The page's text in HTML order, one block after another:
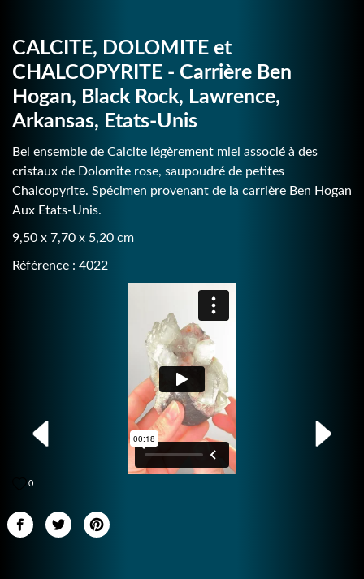
CALCITE, DOLOMITE et
CHALCOPYRITE - Carrière Ben
Hogan, Black Rock, Lawrence,
Arkansas, Etats-Unis
Bel ensemble de Calcite légèrement miel associé à des
cristaux de Dolomite rose, saupoudré de petites
Chalcopyrite. Spécimen provenant de la carrière Ben Hogan
Aux Etats-Unis.
9,50 x 7,70 x 5,20 cm
Référence : 4022
0